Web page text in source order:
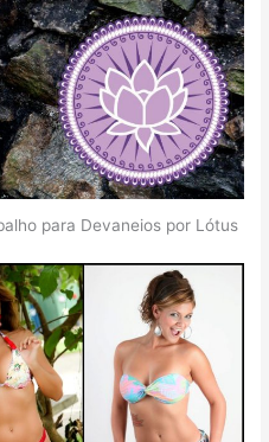
para Devaneios por Lótus